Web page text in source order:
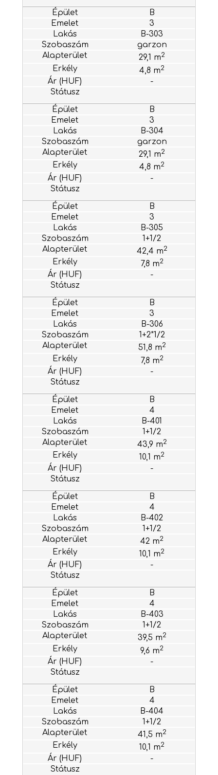
B
3
B-303
garzon
29,1 m2
4,8 m2
-
B
3
B-304
garzon
29,1 m2
4,8 m2
-
B
3
B-305
1+1/2
42,4 m2
7,8 m2
-
B
3
B-306
1+2*1/2
51,8 m2
7,8 m2
-
B
4
B-401
1+1/2
43,9 m2
10,1 m2
-
B
4
B-402
1+1/2
42 m2
10,1 m2
-
B
4
B-403
1+1/2
39,5 m2
9,6 m2
-
B
4
B-404
1+1/2
41,5 m2
10,1 m2
-